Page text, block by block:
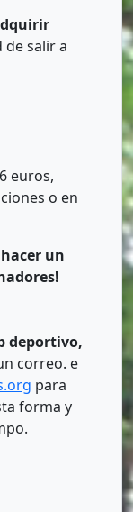
de salir a
euros,
o en
hacer un
deportivo,
correo. e
para
forma y